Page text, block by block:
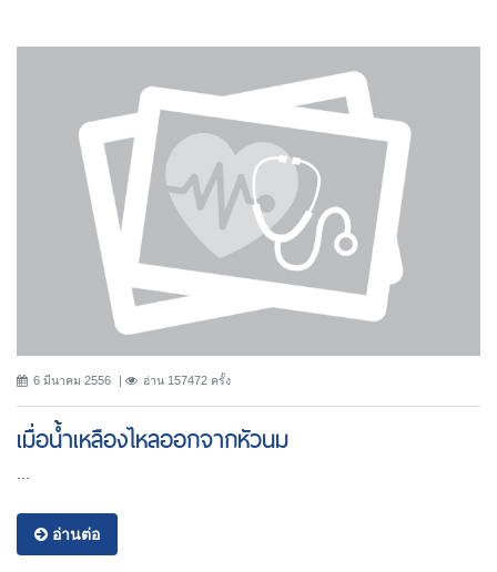
6 มีนาคม 2556 อ่าน 157472 ครั้ง
เมื่อน้ำเหลืองไหลออกจากหัวนม
อ่านต่อ